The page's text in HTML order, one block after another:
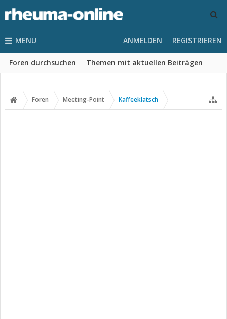
MENU
Foren durchsuchen Themen mit aktuellen Beiträgen
ANMELDEN REGISTRIEREN
Foren Meeting-Point Kaffeeklatsch